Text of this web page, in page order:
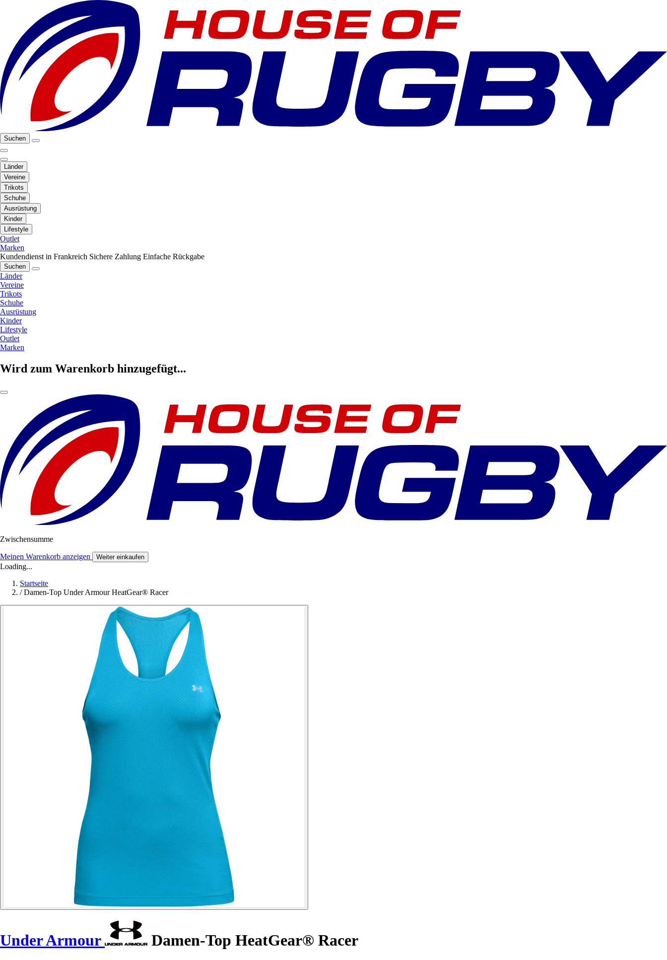
Suchen
Länder
Vereine
Trikots
Schuhe
Ausrüstung
Kinder
Lifestyle
Outlet
Marken
Kundendienst in Frankreich Sichere Zahlung Einfache Rückgabe
Suchen
Länder
Vereine
Trikots
Schuhe
Ausrüstung
Kinder
Lifestyle
Outlet
Marken
Wird zum Warenkorb hinzugefügt...
Zwischensumme
Meinen Warenkorb anzeigen Weiter einkaufen
Loading...
Startseite
/ Damen-Top Under Armour HeatGear® Racer
Under Armour Damen-Top HeatGear® Racer